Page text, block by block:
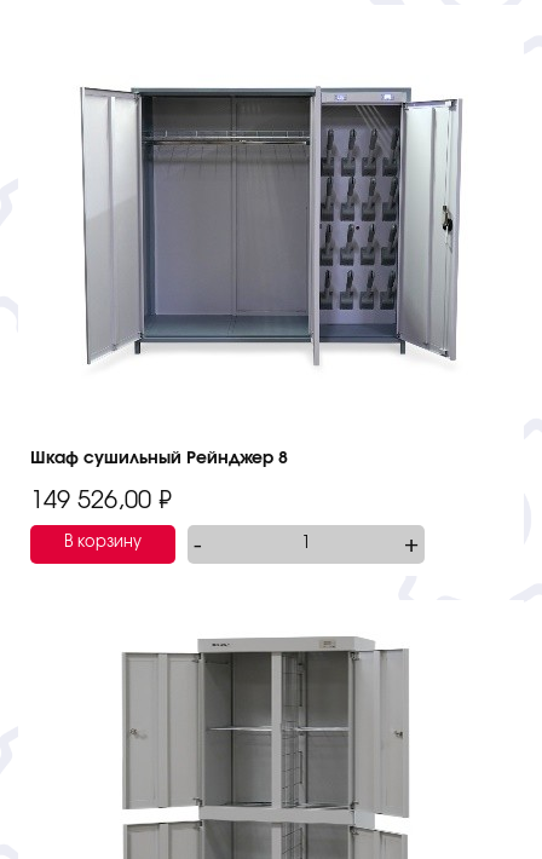
Шкаф сушильный Рейнджер 8
149 526,00 ₽
В корзину +
-